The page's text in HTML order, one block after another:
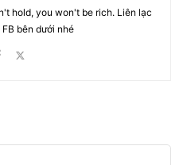
hold, you won't be rich. Liên lạc
bên dưới nhé